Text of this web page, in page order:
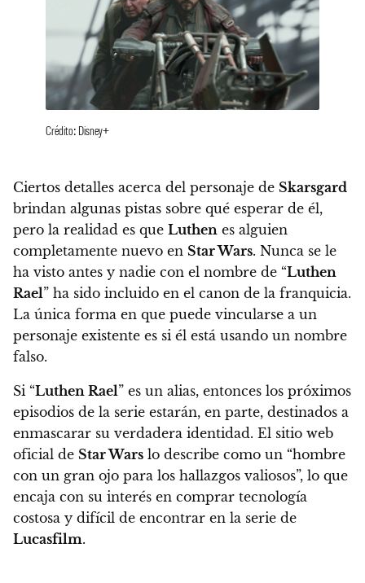
Crédito: Disney+
Ciertos detalles acerca del personaje de Skarsgard
brindan algunas pistas sobre qué esperar de él,
pero la realidad es que Luthen es alguien
completamente nuevo en Star Wars. Nunca se le
ha visto antes y nadie con el nombre de “Luthen
Rael” ha sido incluido en el canon de la franquicia.
La única forma en que puede vincularse a un
personaje existente es si él está usando un nombre
falso.
Si “Luthen Rael” es un alias, entonces los próximos
episodios de la serie estarán, en parte, destinados a
enmascarar su verdadera identidad. El sitio web
oficial de Star Wars lo describe como un “hombre
con un gran ojo para los hallazgos valiosos”, lo que
encaja con su interés en comprar tecnología
costosa y difícil de encontrar en la serie de
Lucasfilm.